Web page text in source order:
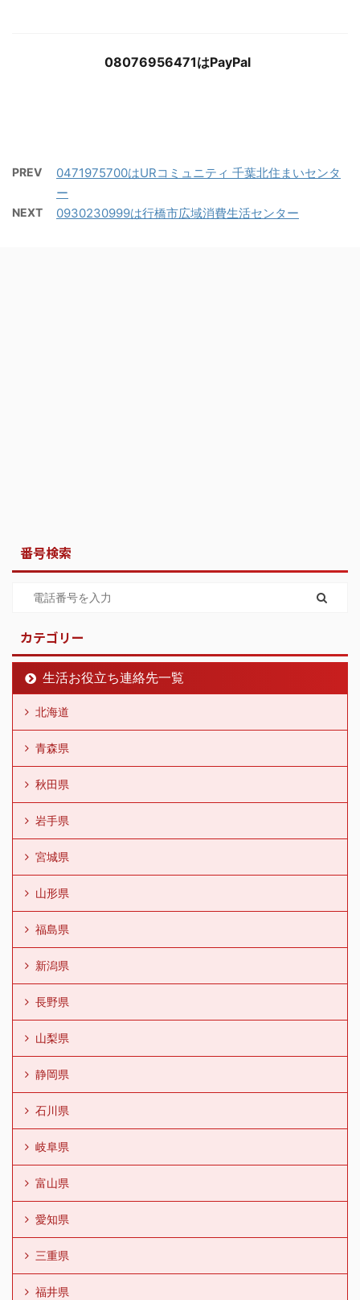
08076956471はPayPal
PREV
0471975700はURコミュニティ 千葉北住まいセンタ
ー
NEXT 0930230999は行橋市広域消費生活センター
番号検索
カテゴリー
生活お役立ち連絡先一覧
北海道
青森県
秋田県
岩手県
宮城県
山形県
福島県
新潟県
長野県
山梨県
静岡県
石川県
岐阜県
富山県
愛知県
三重県
福井県